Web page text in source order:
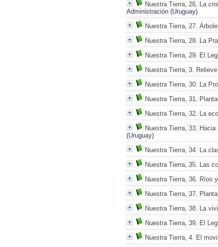
Nuestra Tierra, 26. La
Administración (Uruguay)
Nuestra Tierra, 27.
Nuestra Tierra, 28. La
Nuestra Tierra, 29. El
Nuestra Tierra, 3.
Nuestra Tierra, 30. La
Nuestra Tierra, 31.
Nuestra Tierra, 32. La
Nuestra Tierra, 33.
(Uruguay)
Nuestra Tierra, 34. La
Nuestra Tierra, 35. Las
Nuestra Tierra, 36. Ríos
Nuestra Tierra, 37.
Nuestra Tierra, 38. La
Nuestra Tierra, 39. El
Nuestra Tierra, 4. El